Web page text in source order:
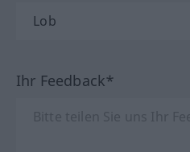
Ihr Feedback*